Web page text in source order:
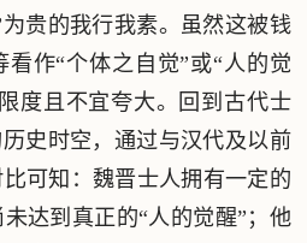
贵的我行我素。虽然这被钱
作“个体之自觉”或“人的觉
度且不宜夸大。回到古代士
史时空，通过与汉代及以前
可知：魏晋士人拥有一定的
达到真正的“人的觉醒”；他